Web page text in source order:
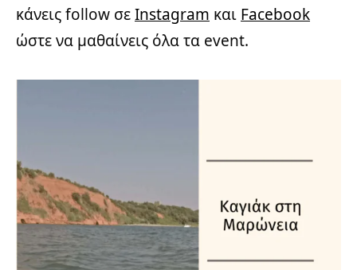
κάνεις follow σεInstagram και Facebook
ώστε να μαθαίνεις όλα τα event.